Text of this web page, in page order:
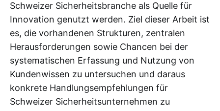
Schweizer Sicherheitsbranche als Quelle für
Innovation genutzt werden. Ziel dieser Arbeit ist
es, die vorhandenen Strukturen, zentralen
Herausforderungen sowie Chancen bei der
systematischen Erfassung und Nutzung von
Kundenwissen zu untersuchen und daraus
konkrete Handlungsempfehlungen für
Schweizer Sicherheitsunternehmen zu